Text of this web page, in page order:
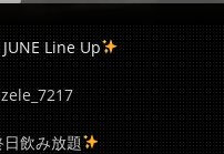
JUNE Line Up
飲み放題